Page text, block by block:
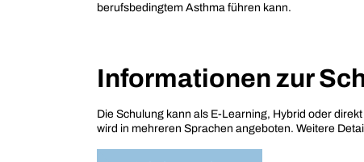
berufsbedingtem Asthma führen kann.
Informationen zur
Die Schulung kann als E-Learning, Hybrid oder
wird in mehreren Sprachen angeboten. Weitere